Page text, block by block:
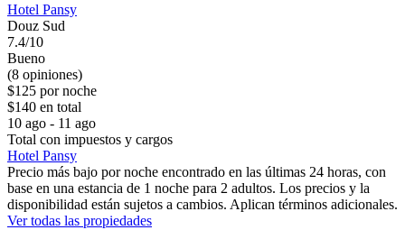
Hotel Pansy
Douz Sud
7.4/10
Bueno
(8 opiniones)
$125 por noche
$140 en total
10 ago - 11 ago
Total con impuestos y cargos
Hotel Pansy
Precio más bajo por noche encontrado en las últimas 24 horas, con
base en una estancia de 1 noche para 2 adultos. Los precios y la
disponibilidad están sujetos a cambios. Aplican términos adicionales.
Ver todas las propiedades